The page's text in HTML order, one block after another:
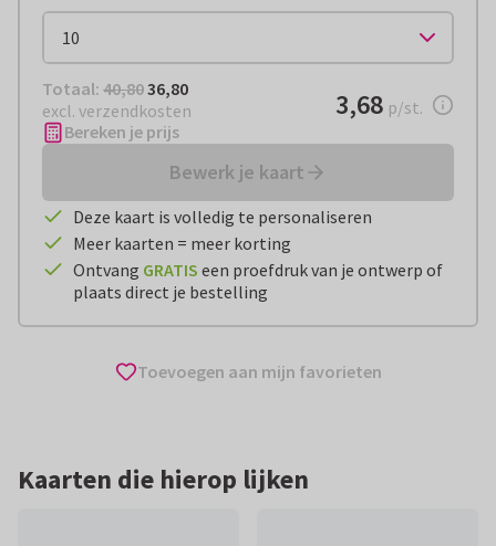
Totaal: € 36,80
Totaal: 40,8036,80
excl. verzendkosten
€ 3,68per stuk
3,68 p/st.
Bereken je prijs
Bewerk je kaart
Deze kaart is volledig te personaliseren
Meer kaarten = meer korting
Ontvang GRATIS een proefdruk van je ontwerp of
plaats direct je bestelling
Toevoegen aan mijn favorieten
Kaarten die hierop lijken